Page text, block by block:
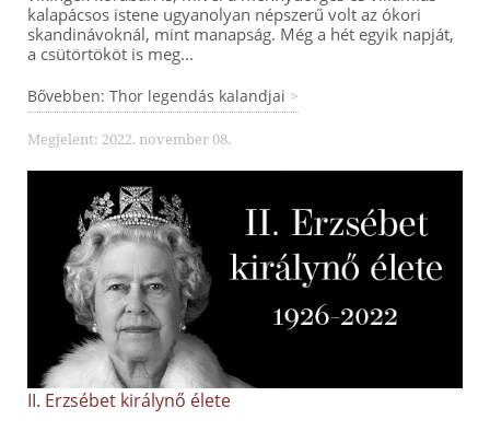
kalapácsos istene ugyanolyan népszerű volt az ókori
skandinávoknál, mint manapság. Még a hét egyik napját,
a csütörtököt is meg...
Bővebben: Thor legendás kalandjai
Megjelent: 2022. november 08.
II. Erzsébet királynő élete